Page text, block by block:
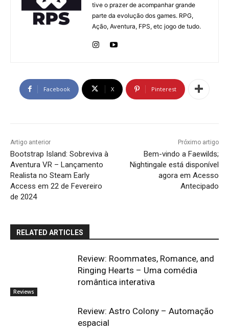
tive o prazer de acompanhar grande
parte da evolução dos games. RPG,
Ação, Aventura, FPS, etc jogo de tudo.
Facebook X Pinterest
Artigo anterior
Bootstrap Island: Sobreviva à
Aventura VR – Lançamento
Realista no Steam Early
Access em 22 de Fevereiro
de 2024
Próximo artigo
Bem-vindo a Faewilds;
Nightingale está disponível
agora em Acesso
Antecipado
RELATED ARTICLES
Reviews
Review: Roommates, Romance, and
Ringing Hearts – Uma comédia
romântica interativa
Review: Astro Colony – Automação
espacial